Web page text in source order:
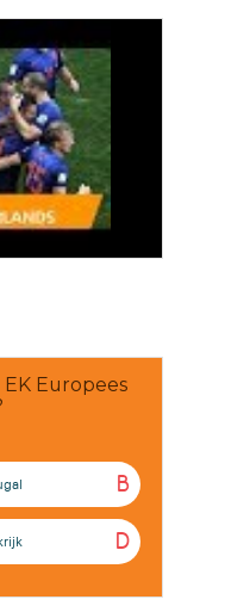
Europees
B
D